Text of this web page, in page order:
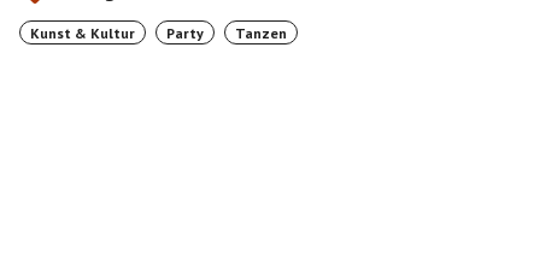
Kunst & Kultur Party Tanzen